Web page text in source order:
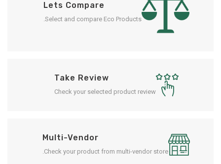
Lets Compare
Select and compare Eco Products.
Take Review
Check your selected product review
Multi-Vendor
Check your product from multi-vendor store.